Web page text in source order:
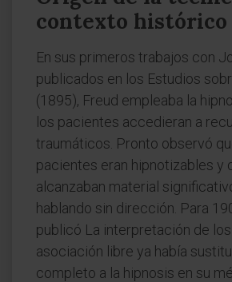
contexto histórico
En sus primeros trabajos con
publicados en los Estudios
(1895), Freud empleaba la
los pacientes accedieran a
traumáticos. Pronto observó
pacientes eran hipnotizables y
alcanzaban material
hablando sin dirección. Para
publicó La interpretación de los
asociación libre ya había
completo a la hipnosis en su